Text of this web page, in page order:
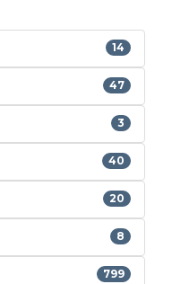
14
47
3
40
20
8
799